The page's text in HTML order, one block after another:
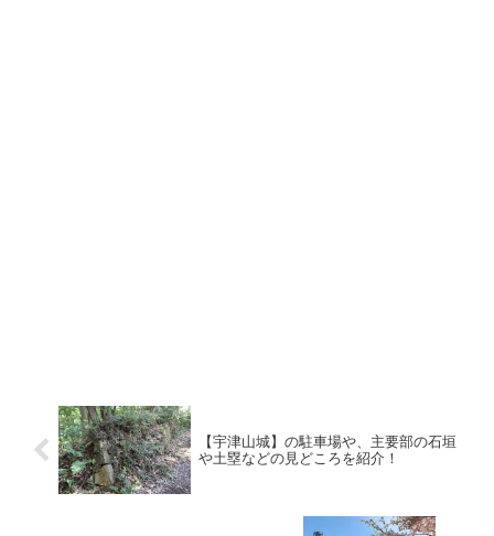
【宇津山城】の駐車場や、主要部の石垣
や土塁などの見どころを紹介！